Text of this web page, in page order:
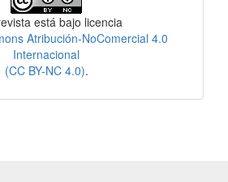
está bajo licencia
Atribución-NoComercial 4.0
Internacional
(CC BY-NC 4.0).